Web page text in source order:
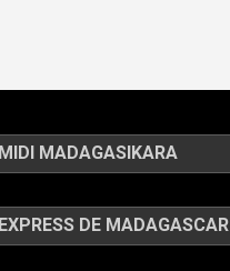
MIDI MADAGASIKARA
EXPRESS DE MADAGASCAR